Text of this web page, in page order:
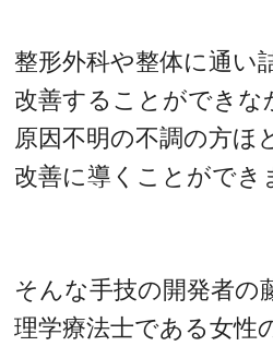
整形外科や整体に通い
改善することができな
原因不明の不調の方ほ
改善に導くことができ
そんな手技の開発者の
理学療法士である女性